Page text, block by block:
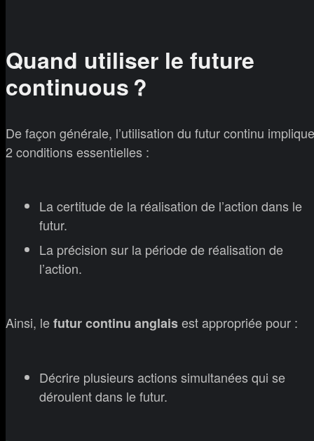
Quand utiliser le future
continuous ?
De façon générale, l’utilisation du futur continu implique
2 conditions essentielles :
La certitude de la réalisation de l’action dans le
futur.
La précision sur la période de réalisation de
l’action.
Ainsi, lefutur continu anglaisest appropriée pour :
Décrire plusieurs actions simultanées qui se
déroulent dans le futur.